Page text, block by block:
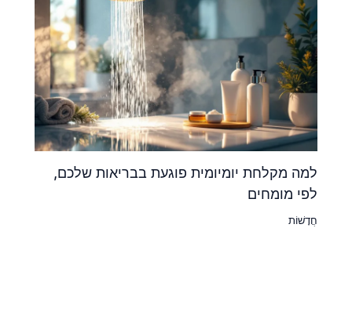
למה מקלחת יומיומית פוגעת בבריאות שלכם,
לפי מומחים
חֲדָשׁוֹת